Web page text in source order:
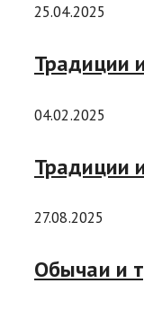
25.04.2025
Традиции
04.02.2025
Традиции
27.08.2025
Обычаи и